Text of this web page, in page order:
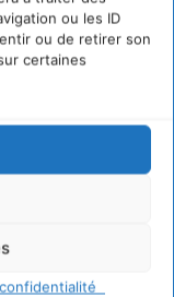
ou les ID
ou de retirer son
certaines
transforme
et durables,